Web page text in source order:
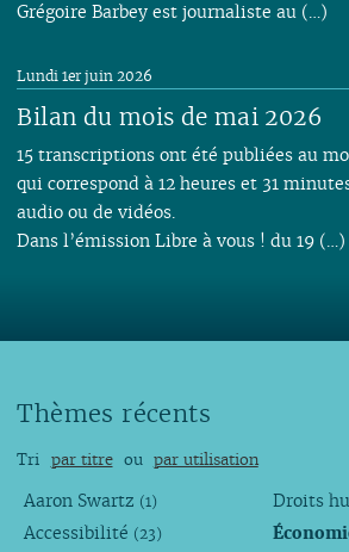
Grégoire Barbey est journaliste au (…)
Bilan du mois de mai 2026
Lundi 1er juin 2026
15 transcriptions ont été publiées au
qui correspond à 12 heures et 31
audio ou de vidéos.
Dans l’émission Libre à vous ! du 19 (…)
Thèmes récents
Tri par titre ou par utilisation
Aaron Swartz (1)
Accessibilité (23)
Droits